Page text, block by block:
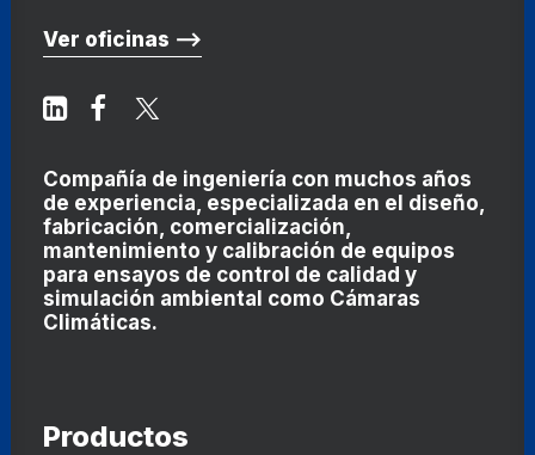
Ver oficinas ⟶
Compañía de ingeniería con muchos años
de experiencia, especializada en el diseño,
fabricación, comercialización,
mantenimiento y calibración de equipos
para ensayos de control de calidad y
simulación ambiental como Cámaras
Climáticas.
Productos